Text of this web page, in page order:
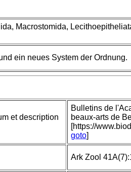
Macrostomida,
ein neues System der Ordnung.
et description
Bulletins de
beaux-arts de
[https://
goto]
Ark Zool